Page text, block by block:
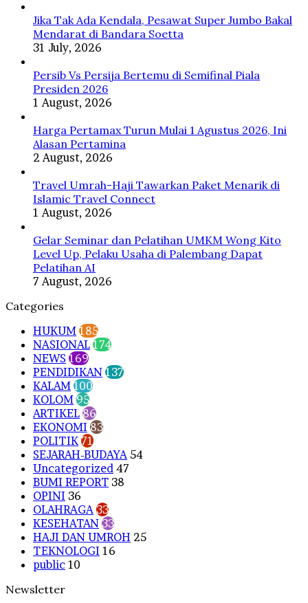
Pelaku
Usaha
Dapat
Pelatihan
Jika Tak Ada Kendala, Pesawat Super Jumbo Bakal
Mendarat di Bandara Soetta
31 July, 2026
Persib Vs Persija Bertemu di Semifinal Piala
Presiden 2026
1 August, 2026
Harga Pertamax Turun Mulai 1 Agustus 2026, Ini
Alasan Pertamina
2 August, 2026
Travel Umrah-Haji Tawarkan Paket Menarik di
Islamic Travel Connect
1 August, 2026
Gelar Seminar dan Pelatihan UMKM Wong Kito
Level Up, Pelaku Usaha di Palembang Dapat
Pelatihan AI
7 August, 2026
Categories
HUKUM 185
NASIONAL 174
NEWS 169
PENDIDIKAN 137
KALAM 100
KOLOM 95
ARTIKEL 86
EKONOMI 83
POLITIK 71
SEJARAH-BUDAYA 54
Uncategorized 47
BUMI REPORT 38
OPINI 36
OLAHRAGA 33
KESEHATAN 33
HAJI DAN UMROH 25
TEKNOLOGI 16
public 10
Newsletter